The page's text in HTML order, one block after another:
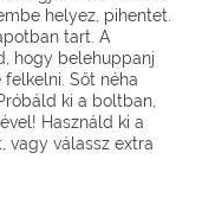
helyez, pihentet.
tart. A
hogy belehuppanj
Sőt néha
ki a boltban,
Használd ki a
vagy válassz extra